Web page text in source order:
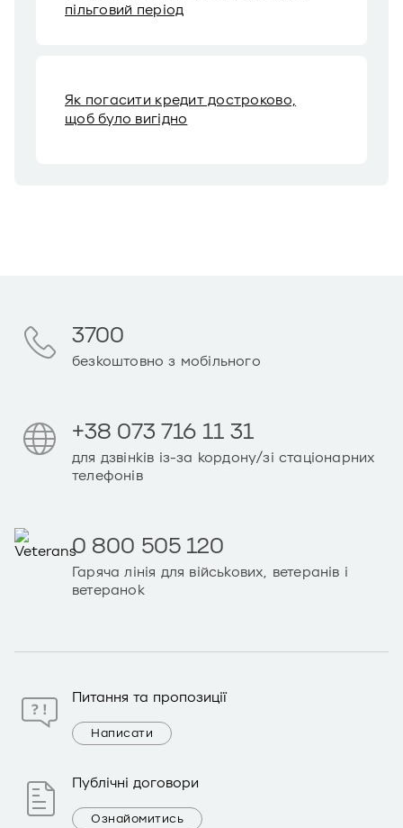
пільговий період
Як погасити кредит достроково,
щоб було вигідно
3700
безкоштовно з мобільного
+38 073 716 11 31
для дзвінків із-за кордону/зі стаціонарних
телефонів
0 800 505 120
Гаряча лінія для військових, ветеранів і
ветеранок
Питання та пропозиції
Написати
Публічні договори
Ознайомитись